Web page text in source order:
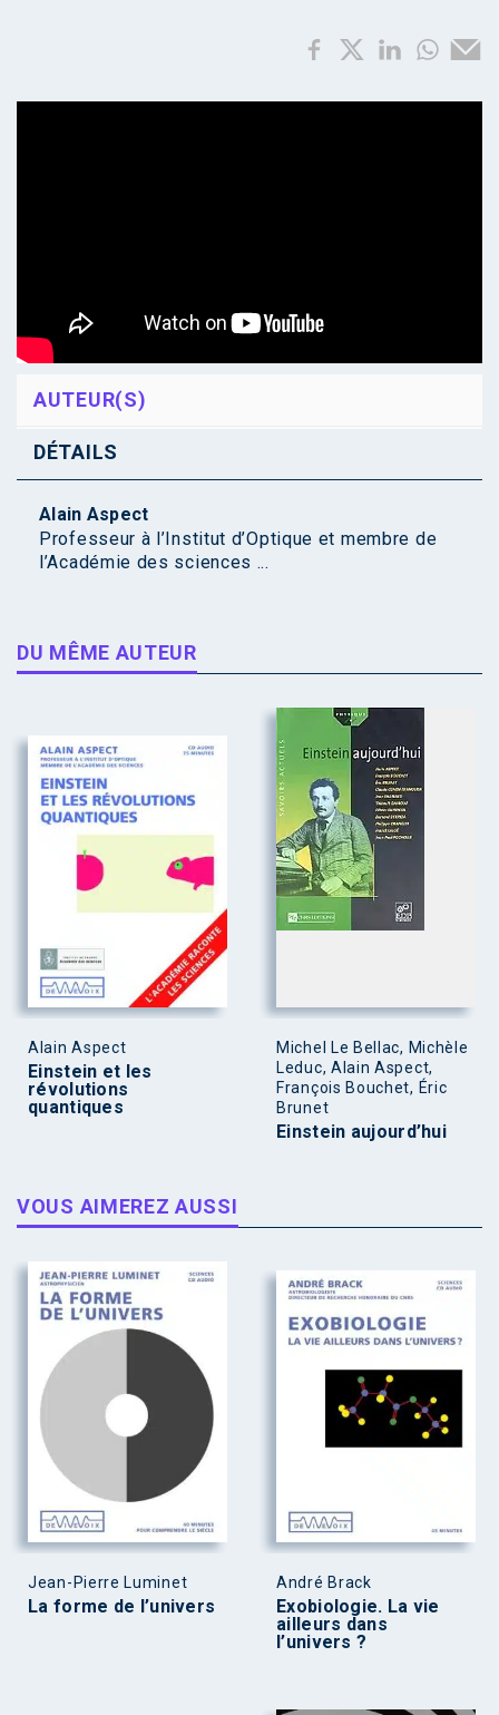
AUTEUR(S)
DÉTAILS
Alain Aspect
Professeur à l’Institut d’Optique et membre de
l’Académie des sciences ...
DU MÊME AUTEUR
Alain Aspect
Einstein et les
révolutions
quantiques
Michel Le Bellac, Michèle
Leduc, Alain Aspect,
François Bouchet, Éric
Brunet
Einstein aujourd’hui
VOUS AIMEREZ AUSSI
Jean-Pierre Luminet
La forme de l’univers
André Brack
Exobiologie. La vie
ailleurs dans
l’univers ?